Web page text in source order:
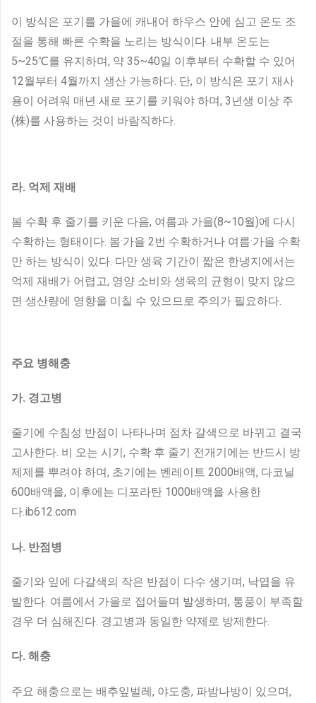
이 방식은 포기를 가을에 캐내어 하우스 안에 심고 온도 조
절을 통해 빠른 수확을 노리는 방식이다. 내부 온도는
5~25℃를 유지하며, 약 35~40일 이후부터 수확할 수 있어
12월부터 4월까지 생산 가능하다. 단, 이 방식은 포기 재사
용이 어려워 매년 새로 포기를 키워야 하며, 3년생 이상 주
(株)를 사용하는 것이 바람직하다.
라. 억제 재배
봄 수확 후 줄기를 키운 다음, 여름과 가을(8~10월)에 다시
수확하는 형태이다. 봄·가을 2번 수확하거나 여름·가을 수확
만 하는 방식이 있다. 다만 생육 기간이 짧은 한냉지에서는
억제 재배가 어렵고, 영양 소비와 생육의 균형이 맞지 않으
면 생산량에 영향을 미칠 수 있으므로 주의가 필요하다.
주요 병해충
가. 경고병
줄기에 수침성 반점이 나타나며 점차 갈색으로 바뀌고 결국
고사한다. 비 오는 시기, 수확 후 줄기 전개기에는 반드시 방
제제를 뿌려야 하며, 초기에는 벤레이트 2000배액, 다코닐
600배액을, 이후에는 디포라탄 1000배액을 사용한
다.ib612.com
나. 반점병
줄기와 잎에 다갈색의 작은 반점이 다수 생기며, 낙엽을 유
발한다. 여름에서 가을로 접어들며 발생하며, 통풍이 부족할
경우 더 심해진다. 경고병과 동일한 약제로 방제한다.
다. 해충
주요 해충으로는 배추잎벌레, 야도충, 파밤나방이 있으며,